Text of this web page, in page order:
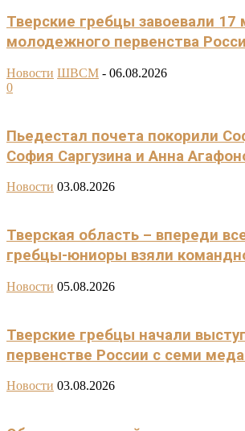
Тверские гребцы завоевали 17
молодежного первенства
Новости ШВСМ - 06.08.2026
0
Пьедестал почета покорили
София Саргузина и Анна
Новости 03.08.2026
Тверская область – впереди
гребцы-юниоры взяли
Новости 05.08.2026
Тверские гребцы начали
первенстве России с семи
Новости 03.08.2026